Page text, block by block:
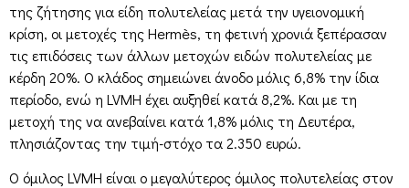
της ζήτησης για είδη πολυτελείας μετά την υγειονομική
κρίση, οι μετοχές της Hermès, τη φετινή χρονιά ξεπέρασαν
τις επιδόσεις των άλλων μετοχών ειδών πολυτελείας με
κέρδη 20%. Ο κλάδος σημειώνει άνοδο μόλις 6,8% την ίδια
περίοδο, ενώ η LVMH έχει αυξηθεί κατά 8,2%. Και με τη
μετοχή της να ανεβαίνει κατά 1,8% μόλις τη Δευτέρα,
πλησιάζοντας την τιμή-στόχο τα 2.350 ευρώ.
Ο όμιλος LVMH είναι ο μεγαλύτερος όμιλος πολυτελείας στον